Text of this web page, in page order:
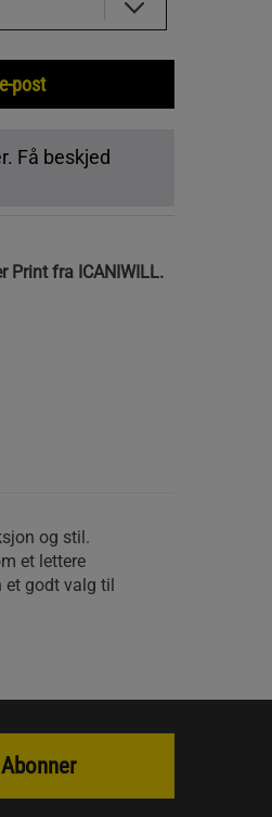
post
Få beskjed
Print fra ICANIWILL.
og stil.
et lettere
et godt valg til
Abonner